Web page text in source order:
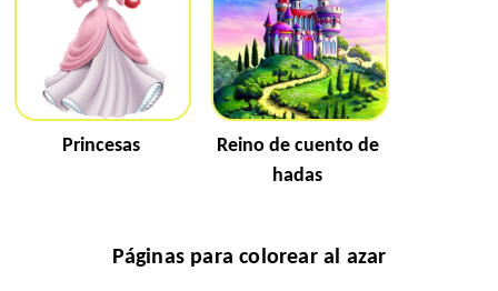
Princesas
Reino de cuento de
hadas
Páginas para colorear al azar